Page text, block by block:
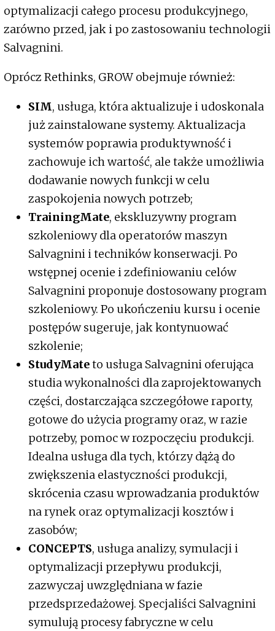
optymalizacji całego procesu produkcyjnego,
zarówno przed, jak i po zastosowaniu technologii
Salvagnini.
Oprócz Rethinks, GROW obejmuje również:
SIM, usługa, która aktualizuje i udoskonala
już zainstalowane systemy. Aktualizacja
systemów poprawia produktywność i
zachowuje ich wartość, ale także umożliwia
dodawanie nowych funkcji w celu
zaspokojenia nowych potrzeb;
TrainingMate, ekskluzywny program
szkoleniowy dla operatorów maszyn
Salvagnini i techników konserwacji. Po
wstępnej ocenie i zdefiniowaniu celów
Salvagnini proponuje dostosowany program
szkoleniowy. Po ukończeniu kursu i ocenie
postępów sugeruje, jak kontynuować
szkolenie;
StudyMateto usługa Salvagnini oferująca
studia wykonalności dla zaprojektowanych
części, dostarczająca szczegółowe raporty,
gotowe do użycia programy oraz, w razie
potrzeby, pomoc w rozpoczęciu produkcji.
Idealna usługa dla tych, którzy dążą do
zwiększenia elastyczności produkcji,
skrócenia czasu wprowadzania produktów
na rynek oraz optymalizacji kosztów i
zasobów;
CONCEPTS, usługa analizy, symulacji i
optymalizacji przepływu produkcji,
zazwyczaj uwzględniana w fazie
przedsprzedażowej. Specjaliści Salvagnini
symulują procesy fabryczne w celu